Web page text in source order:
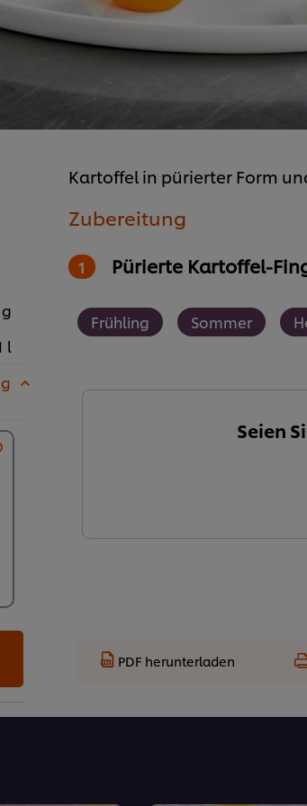
l
Kartoffel in pürierter Form
Zubereitung
Pürierte Kartoffel-
Frühling Sommer
Seien
PDF herunterladen